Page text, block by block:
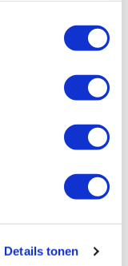
Details tonen
camper zijn
comfortabel is.
afwijken van